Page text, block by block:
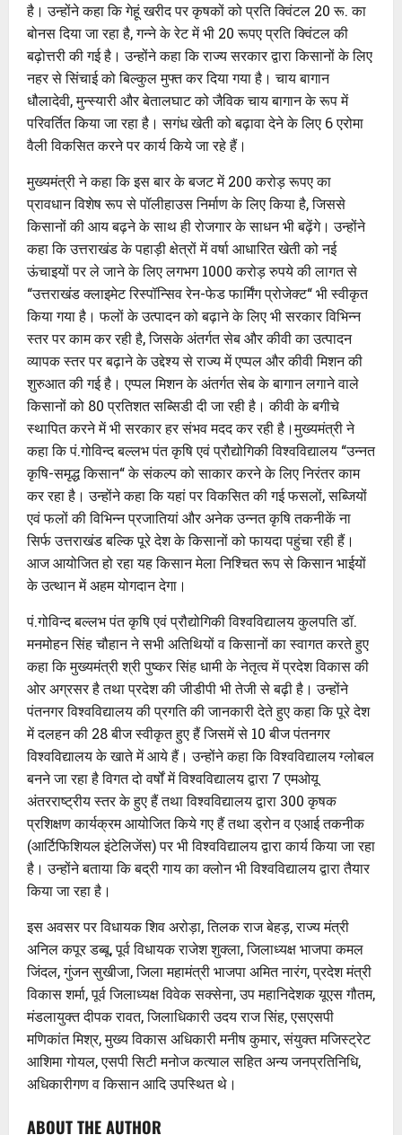
है। उन्होंने कहा कि गेहूं खरीद पर कृषकों को प्रति क्विंटल 20 रू. का
बोनस दिया जा रहा है, गन्ने के रेट में भी 20 रूपए प्रति क्विंटल की
बढ़ोत्तरी की गई है। उन्होंने कहा कि राज्य सरकार द्वारा किसानों के लिए
नहर से सिंचाई को बिल्कुल मुफ्त कर दिया गया है। चाय बागान
धौलादेवी, मुन्स्यारी और बेतालघाट को जैविक चाय बागान के रूप में
परिवर्तित किया जा रहा है। सगंध खेती को बढ़ावा देने के लिए 6 एरोमा
वैली विकसित करने पर कार्य किये जा रहे हैं।
मुख्यमंत्री ने कहा कि इस बार के बजट में 200 करोड़ रूपए का
प्रावधान विशेष रूप से पॉलीहाउस निर्माण के लिए किया है, जिससे
किसानों की आय बढ़ने के साथ ही रोजगार के साधन भी बढ़ेंगे। उन्होंने
कहा कि उत्तराखंड के पहाड़ी क्षेत्रों में वर्षा आधारित खेती को नई
ऊंचाइयों पर ले जाने के लिए लगभग 1000 करोड़ रुपये की लागत से
“उत्तराखंड क्लाइमेट रिस्पॉन्सिव रेन-फेड फार्मिंग प्रोजेक्ट“ भी स्वीकृत
किया गया है। फलों के उत्पादन को बढ़ाने के लिए भी सरकार विभिन्न
स्तर पर काम कर रही है, जिसके अंतर्गत सेब और कीवी का उत्पादन
व्यापक स्तर पर बढ़ाने के उद्देश्य से राज्य में एप्पल और कीवी मिशन की
शुरुआत की गई है। एप्पल मिशन के अंतर्गत सेब के बागान लगाने वाले
किसानों को 80 प्रतिशत सब्सिडी दी जा रही है। कीवी के बगीचे
स्थापित करने में भी सरकार हर संभव मदद कर रही है।मुख्यमंत्री ने
कहा कि पं.गोविन्द बल्लभ पंत कृषि एवं प्रौद्योगिकी विश्वविद्यालय “उन्नत
कृषि-समृद्ध किसान“ के संकल्प को साकार करने के लिए निरंतर काम
कर रहा है। उन्होंने कहा कि यहां पर विकसित की गई फसलों, सब्जियों
एवं फलों की विभिन्न प्रजातियां और अनेक उन्नत कृषि तकनीकें ना
सिर्फ उत्तराखंड बल्कि पूरे देश के किसानों को फायदा पहुंचा रही हैं।
आज आयोजित हो रहा यह किसान मेला निश्चित रूप से किसान भाईयों
के उत्थान में अहम योगदान देगा।
पं.गोविन्द बल्लभ पंत कृषि एवं प्रौद्योगिकी विश्वविद्यालय कुलपति डॉ.
मनमोहन सिंह चौहान ने सभी अतिथियों व किसानों का स्वागत करते हुए
कहा कि मुख्यमंत्री श्री पुष्कर सिंह धामी के नेतृत्व में प्रदेश विकास की
ओर अग्रसर है तथा प्रदेश की जीडीपी भी तेजी से बढ़ी है। उन्होंने
पंतनगर विश्वविद्यालय की प्रगति की जानकारी देते हुए कहा कि पूरे देश
में दलहन की 28 बीज स्वीकृत हुए हैं जिसमें से 10 बीज पंतनगर
विश्वविद्यालय के खाते में आये हैं। उन्होंने कहा कि विश्वविद्यालय ग्लोबल
बनने जा रहा है विगत दो वर्षों में विश्वविद्यालय द्वारा 7 एमओयू
अंतरराष्ट्रीय स्तर के हुए हैं तथा विश्वविद्यालय द्वारा 300 कृषक
प्रशिक्षण कार्यक्रम आयोजित किये गए हैं तथा ड्रोन व एआई तकनीक
(आर्टिफिशियल इंटेलिजेंस) पर भी विश्वविद्यालय द्वारा कार्य किया जा रहा
है। उन्होंने बताया कि बद्री गाय का क्लोन भी विश्वविद्यालय द्वारा तैयार
किया जा रहा है।
इस अवसर पर विधायक शिव अरोड़ा, तिलक राज बेहड़, राज्य मंत्री
अनिल कपूर डब्बू, पूर्व विधायक राजेश शुक्ला, जिलाध्यक्ष भाजपा कमल
जिंदल, गुंजन सुखीजा, जिला महामंत्री भाजपा अमित नारंग, प्रदेश मंत्री
विकास शर्मा, पूर्व जिलाध्यक्ष विवेक सक्सेना, उप महानिदेशक यूएस गौतम,
मंडलायुक्त दीपक रावत, जिलाधिकारी उदय राज सिंह, एसएसपी
मणिकांत मिश्र, मुख्य विकास अधिकारी मनीष कुमार, संयुक्त मजिस्ट्रेट
आशिमा गोयल, एसपी सिटी मनोज कत्याल सहित अन्य जनप्रतिनिधि,
अधिकारीगण व किसान आदि उपस्थित थे।
ABOUT THE AUTHOR